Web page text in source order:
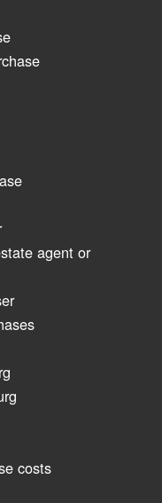
agent or
costs